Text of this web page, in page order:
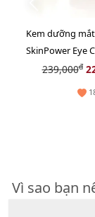
Kem dưỡng
SkinPower Eye
hóa và săn
239,000đ
Vì sao bạn